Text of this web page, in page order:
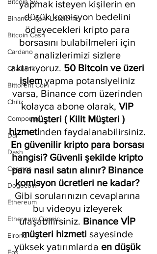
Binance Yeni Listeleme
Bitcoin Cash
Cardano
Chainlink
Bittorent Coin
Chiliz
Compound
Dai
Dash
Cosmos
Dogecoin
Ethereum
Ethereum Classic
Elrond
Eos
yapmak isteyen kişilerin en
düşük komisyon bedelini
ödeyecekleri kripto para
borsasını bulabilmeleri için
analizlerimizi sizlere
aktarıyoruz. 50 Bitcoin ve üzeri
işlem yapma potansiyeliniz
varsa, Binance com üzerinden
kolayca abone olarak, VIP
müşteri ( Kilit Müşteri )
hizmetinden faydalanabilirsiniz.
En güvenilir kripto para borsası
hangisi? Güvenli şekilde kripto
para nasıl satın alınır? Binance
komisyon ücretleri ne kadar?
Gibi sorularınızın cevaplarına
bu videoyu izleyerek
ulaşabilirsiniz. Binance VİP
müşteri hizmeti sayesinde
yüksek yatırımlarda en düşük